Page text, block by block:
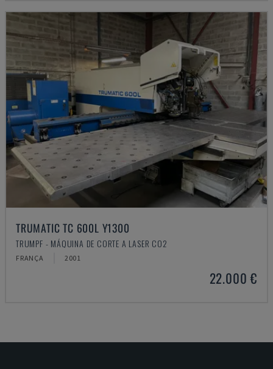
TRUMATIC TC 600L Y1300
TRUMPF - MÁQUINA DE CORTE A LASER CO2
FRANÇA 2001
22.000 €